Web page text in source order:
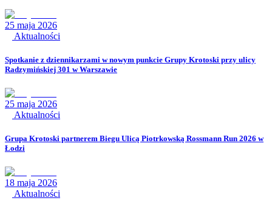
25 maja 2026
Aktualności
Spotkanie z dziennikarzami w nowym punkcie Grupy Krotoski przy ulicy
Radzymińskiej 301 w Warszawie
25 maja 2026
Aktualności
Grupa Krotoski partnerem Biegu Ulicą Piotrkowską Rossmann Run 2026 w
Łodzi
18 maja 2026
Aktualności